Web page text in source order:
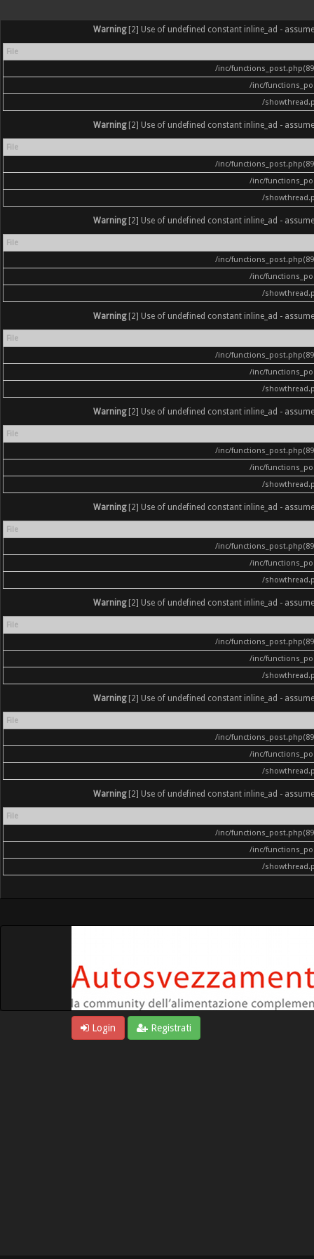
Warning[2] Use of undefined constant inline_ad -
File
/inc/
/inc/
/
Warning[2] Use of undefined constant inline_ad -
File
/inc/
/inc/
/
Warning[2] Use of undefined constant inline_ad -
File
/inc/
/inc/
/
Warning[2] Use of undefined constant inline_ad -
File
/inc/
/inc/
/
Warning[2] Use of undefined constant inline_ad -
File
/inc/
/inc/
/
Warning[2] Use of undefined constant inline_ad -
File
/inc/
/inc/
/
Warning[2] Use of undefined constant inline_ad -
File
/inc/
/inc/
/
Warning[2] Use of undefined constant inline_ad -
File
/inc/
/inc/
/
Warning[2] Use of undefined constant inline_ad -
File
/inc/
/inc/
/
Login Registrati